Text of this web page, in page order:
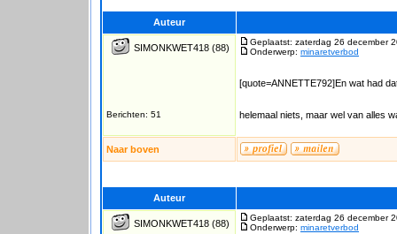
Auteur
SIMONKWET418 (88)
Berichten: 51
Geplaatst: zaterdag 26 december
Onderwerp: minaretverbod
[quote=ANNETTE792]En wat had
helemaal niets, maar wel van alles
Naar boven
Auteur
SIMONKWET418 (88)
Geplaatst: zaterdag 26 december
Onderwerp: minaretverbod